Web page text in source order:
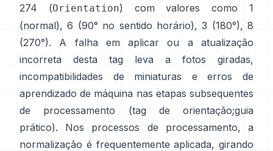
274 (Orientation) com valores como 1
(normal), 6 (90° no sentido horário), 3 (180°), 8
(270°). A falha em aplicar ou a atualização
incorreta desta tag leva a fotos giradas,
incompatibilidades de miniaturas e erros de
aprendizado de máquina nas etapas subsequentes
de processamento (tag de orientação;guia
prático). Nos processos de processamento, a
normalização é frequentemente aplicada, girando